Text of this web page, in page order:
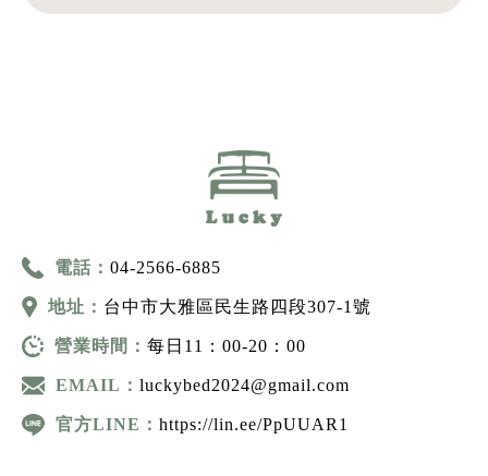
電話： 04-2566-6885
地址： 台中市大雅區民生路四段307-1號
營業時間： 每日11：00-20：00
EMAIL： luckybed2024@gmail.com
官方LINE： https://lin.ee/PpUUAR1